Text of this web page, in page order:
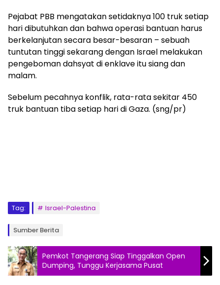
Pejabat PBB mengatakan setidaknya 100 truk setiap
hari dibutuhkan dan bahwa operasi bantuan harus
berkelanjutan secara besar-besaran – sebuah
tuntutan tinggi sekarang dengan Israel melakukan
pengeboman dahsyat di enklave itu siang dan
malam.
Sebelum pecahnya konflik, rata-rata sekitar 450
truk bantuan tiba setiap hari di Gaza. (sng/pr)
Tag: Israel-Palestina
Sumber Berita
Pemkot Tangerang Siap Tinggalkan Open
Dumping, Tunggu Kerjasama Pusat